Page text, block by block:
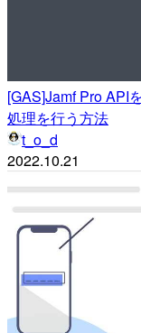
[GAS]Jamf Pro API
処理を行う方法
t_o_d
2022.10.21